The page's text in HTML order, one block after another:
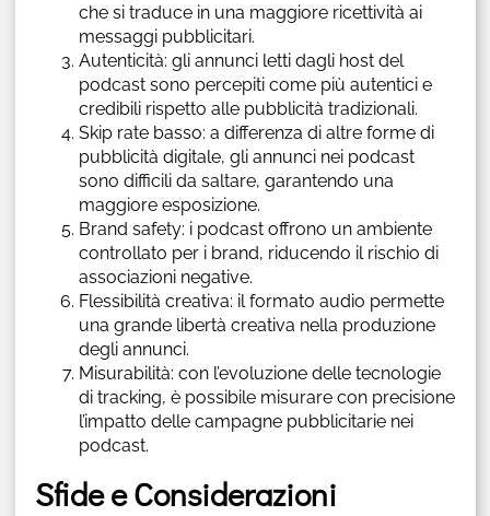
che si traduce in una maggiore ricettività ai
messaggi pubblicitari.
Autenticità: gli annunci letti dagli host del
podcast sono percepiti come più autentici e
credibili rispetto alle pubblicità tradizionali.
Skip rate basso: a differenza di altre forme di
pubblicità digitale, gli annunci nei podcast
sono difficili da saltare, garantendo una
maggiore esposizione.
Brand safety: i podcast offrono un ambiente
controllato per i brand, riducendo il rischio di
associazioni negative.
Flessibilità creativa: il formato audio permette
una grande libertà creativa nella produzione
degli annunci.
Misurabilità: con l’evoluzione delle tecnologie
di tracking, è possibile misurare con precisione
l’impatto delle campagne pubblicitarie nei
podcast.
Sfide e Considerazioni